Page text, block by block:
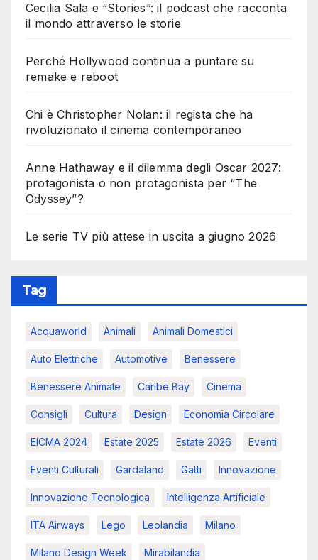
Cecilia Sala e “Stories”: il podcast che racconta
il mondo attraverso le storie
Perché Hollywood continua a puntare su
remake e reboot
Chi è Christopher Nolan: il regista che ha
rivoluzionato il cinema contemporaneo
Anne Hathaway e il dilemma degli Oscar 2027:
protagonista o non protagonista per “The
Odyssey”?
Le serie TV più attese in uscita a giugno 2026
Tag
Acquaworld Animali Animali Domestici
Auto Elettriche Automotive Benessere
Benessere Animale Caribe Bay Cinema
Consigli Cultura Design Economia Circolare
EICMA 2024 Estate 2025 Estate 2026 Eventi
Eventi Culturali Gardaland Gatti Innovazione
Innovazione Tecnologica Intelligenza Artificiale
ITA Airways Lego Leolandia Milano
Milano Design Week Mirabilandia